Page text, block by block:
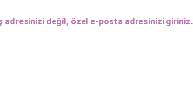
adresinizi değil, özel e-posta adresinizi giriniz.